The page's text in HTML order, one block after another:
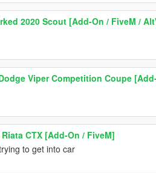
2020 Scout [Add-On / FiveM /
Viper Competition Coupe
CTX [Add-On / FiveM]
to get into car